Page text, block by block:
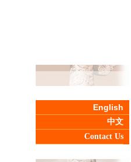
English
中文
Contact Us